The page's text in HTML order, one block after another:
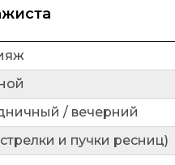
/ вечерний
и пучки ресниц)